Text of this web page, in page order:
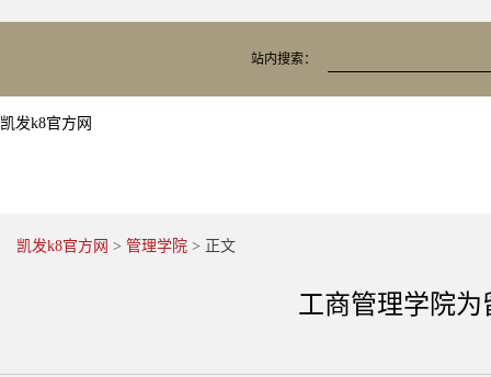
站内搜索：
凯发k8官方网
凯发k8官方网 > 管理学院 > 正文
工商管理学院